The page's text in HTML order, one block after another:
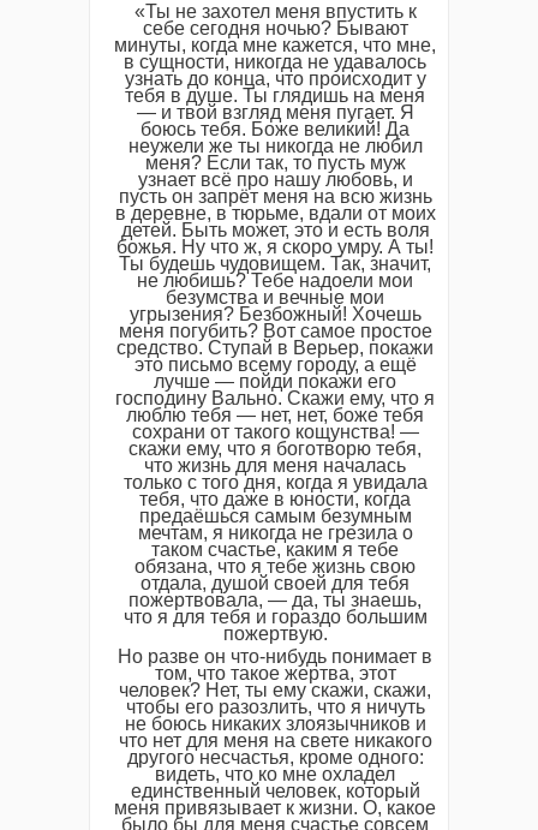
«Ты не захотел меня впустить к
себе сегодня ночью? Бывают
минуты, когда мне кажется, что мне,
в сущности, никогда не удавалось
узнать до конца, что происходит у
тебя в душе. Ты глядишь на меня
— и твой взгляд меня пугает. Я
боюсь тебя. Боже великий! Да
неужели же ты никогда не любил
меня? Если так, то пусть муж
узнает всё про нашу любовь, и
пусть он запрёт меня на всю жизнь
в деревне, в тюрьме, вдали от моих
детей. Быть может, это и есть воля
божья. Ну что ж, я скоро умру. А ты!
Ты будешь чудовищем. Так, значит,
не любишь? Тебе надоели мои
безумства и вечные мои
угрызения? Безбожный! Хочешь
меня погубить? Вот самое простое
средство. Ступай в Верьер, покажи
это письмо всему городу, а ещё
лучше — пойди покажи его
господину Вально. Скажи ему, что я
люблю тебя — нет, нет, боже тебя
сохрани от такого кощунства! —
скажи ему, что я боготворю тебя,
что жизнь для меня началась
только с того дня, когда я увидала
тебя, что даже в юности, когда
предаёшься самым безумным
мечтам, я никогда не грезила о
таком счастье, каким я тебе
обязана, что я тебе жизнь свою
отдала, душой своей для тебя
пожертвовала, — да, ты знаешь,
что я для тебя и гораздо большим
пожертвую.
Но разве он что-нибудь понимает в
том, что такое жертва, этот
человек? Нет, ты ему скажи, скажи,
чтобы его разозлить, что я ничуть
не боюсь никаких злоязычников и
что нет для меня на свете никакого
другого несчастья, кроме одного:
видеть, что ко мне охладел
единственный человек, который
меня привязывает к жизни. О, какое
было бы для меня счастье совсем